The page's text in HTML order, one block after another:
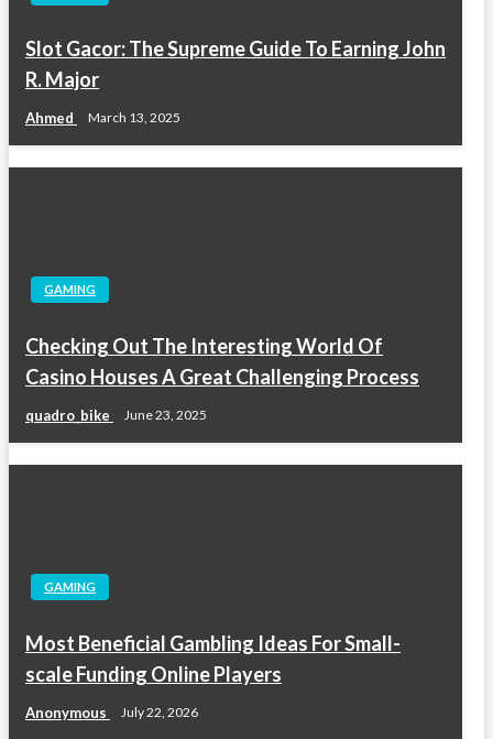
Slot Gacor: The Supreme Guide To Earning John
R. Major
Ahmed March 13, 2025
GAMING
Checking Out The Interesting World Of
Casino Houses A Great Challenging Process
quadro_bike June 23, 2025
GAMING
Most Beneficial Gambling Ideas For Small-
scale Funding Online Players
Anonymous July 22, 2026